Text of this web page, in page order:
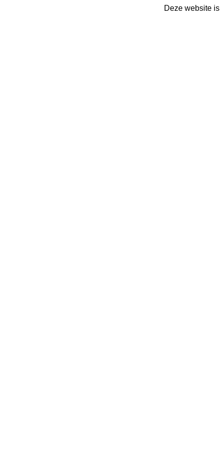
Deze website